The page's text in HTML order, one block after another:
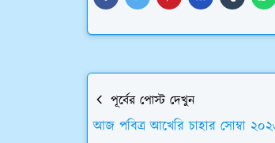
পূর্বের পোস্ট দেখুন
আজ পবিত্র আখেরি চাহার সোম্বা